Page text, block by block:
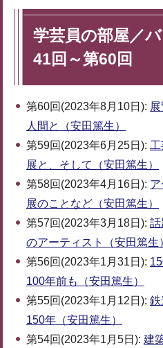
学芸員の部屋／
41回～第60回
第60回(2023年8月10日):
人間と（安田篤生）
第59回(2023年6月25日):
展と、そして（安田篤生）
第58回(2023年4月16日):
展のことなど（安田篤生）
第57回(2023年3月18日): 話
のアーティスト（安田篤生
第56回(2023年1月31日):
100年前も（安田篤生）
第55回(2023年1月12日): 鉄
150年（安田篤生）
第54回(2023年1月5日): 建